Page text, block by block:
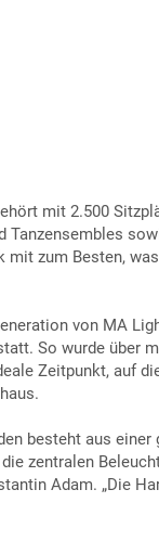
mit 2.500
zum Besten,
von MA
So wurde über
Zeitpunkt, auf
besteht aus
zentralen
Adam. „Die